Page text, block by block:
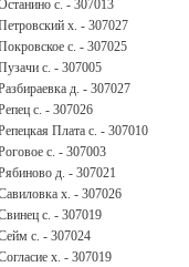
с. - 307013
х. - 307027
с. - 307025
с. - 307005
д. - 307027
с. - 307026
Плата с. - 307010
с. - 307003
д. - 307021
х. - 307026
с. - 307019
с. - 307024
х. - 307019